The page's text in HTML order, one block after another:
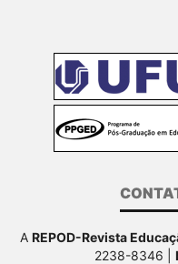
A REPOD-Revista
2238-8346 |